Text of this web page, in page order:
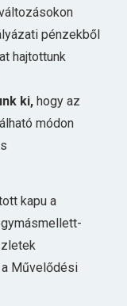
pénzekből
hajtottunk
ki, hogy az
módon
kapu a
Művelődési